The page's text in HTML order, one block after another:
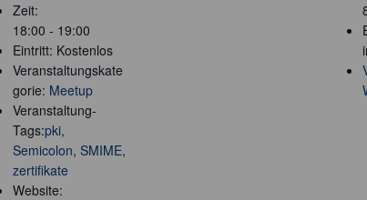
Zeit:
18:00 - 19:00
Eintritt: Kostenlos
Veranstaltungskate
gorie: Meetup
Veranstaltung-
Tags:pki,
Semicolon, SMIME,
zertifikate
Website: